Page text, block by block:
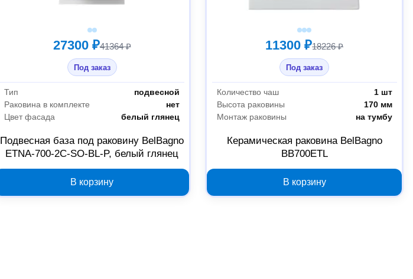
27300 ₽41364 ₽
Под заказ
Тип
подвесной
Раковина в комплекте
нет
Цвет фасада
белый глянец
Подвесная база под раковину BelBagno
ETNA-700-2C-SO-BL-P, белый глянец
В корзину
11300 ₽18226 ₽
Под заказ
Количество чаш
1 шт
Высота раковины
170 мм
Монтаж раковины
на тумбу
Керамическая раковина BelBagno
BB700ETL
В корзину